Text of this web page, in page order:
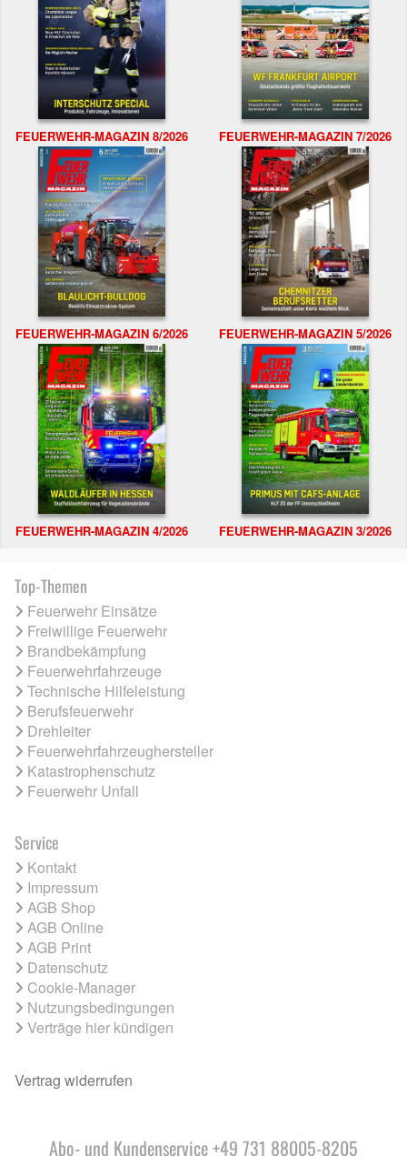
FEUERWEHR-MAGAZIN 8/2026 FEUERWEHR-MAGAZIN 7/2026
FEUERWEHR-MAGAZIN 6/2026 FEUERWEHR-MAGAZIN 5/2026
FEUERWEHR-MAGAZIN 4/2026 FEUERWEHR-MAGAZIN 3/2026
Top-Themen
Feuerwehr Einsätze
Freiwillige Feuerwehr
Brandbekämpfung
Feuerwehrfahrzeuge
Technische Hilfeleistung
Berufsfeuerwehr
Drehleiter
Feuerwehrfahrzeughersteller
Katastrophenschutz
Feuerwehr Unfall
Service
Kontakt
Impressum
AGB Shop
AGB Online
AGB Print
Datenschutz
Cookie-Manager
Nutzungsbedingungen
Verträge hier kündigen
Vertrag widerrufen
Abo- und Kundenservice +49 731 88005-8205